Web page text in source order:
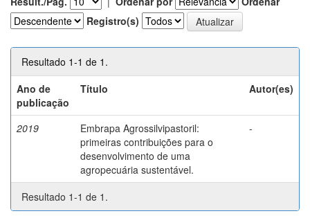
Registro(s)
Resultado 1-1 de 1.
Ano de
publicação
Título Autor(es)
2019
Embrapa Agrossilvipastoril:
primeiras contribuições para o
desenvolvimento de uma
agropecuária sustentável.
-
Resultado 1-1 de 1.